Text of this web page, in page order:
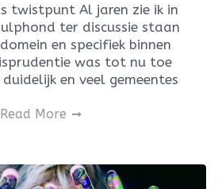
twistpunt Al jaren zie ik in
ter discussie staan
en specifiek binnen
was tot nu toe
en veel gemeentes
Read More